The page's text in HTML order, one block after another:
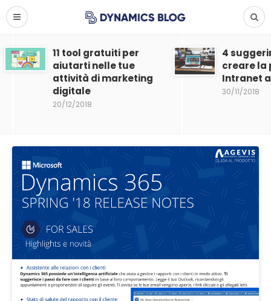
11 tool gratuiti per
aiutarti nelle tue
attività di marketing
digitale
20/12/2018
4
creare
Intranet
30/11/2018